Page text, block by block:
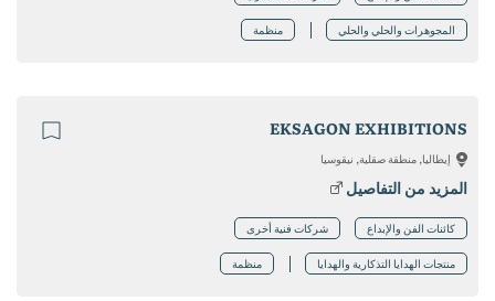
المجوهرات والحلي والحلي منظمة
EKSAGON EXHIBITIONS
إيطاليا, منطقة صقلية, نيقوسيا
المزيد من التفاصيل
كائنات الفن والإبداع شركات فنية أخرى
منتجات الهدايا التذكارية والهدايا منظمة